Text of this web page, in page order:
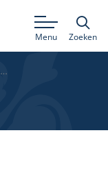
Menu Zoeken